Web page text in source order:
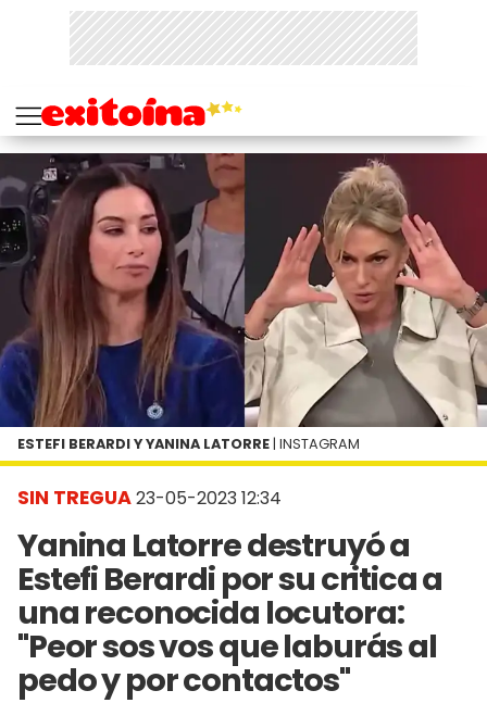
SIN TREGUA23-05-2023 12:34
Yanina Latorre destruyó a
Estefi Berardi por su critica a
una reconocida locutora:
"Peor sos vos que laburás al
pedo y por contactos"
ESTEFI BERARDI Y YANINA LATORRE | INSTAGRAM